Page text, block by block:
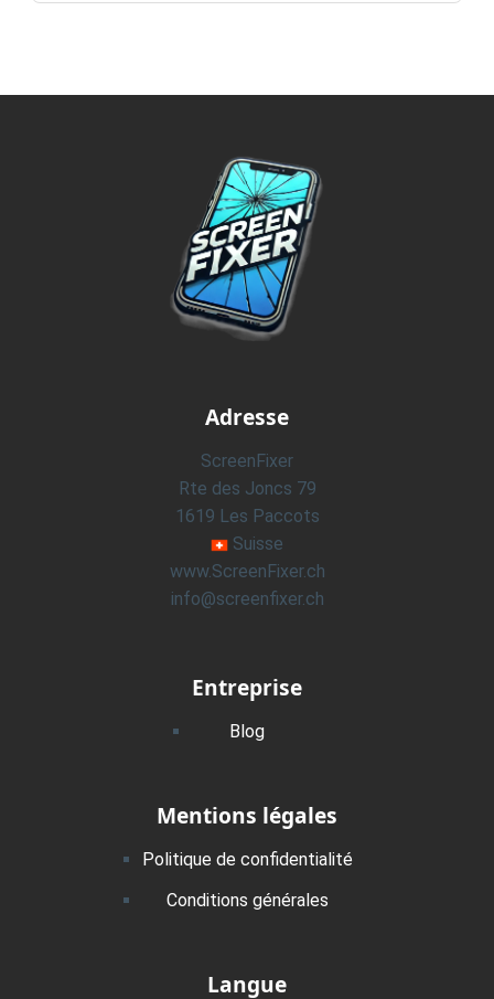
Adresse
ScreenFixer
Rte des Joncs 79
1619 Les Paccots
Suisse
www.ScreenFixer.ch
info@screenfixer.ch
Entreprise
Blog
Mentions légales
Politique de confidentialité
Conditions générales
Langue